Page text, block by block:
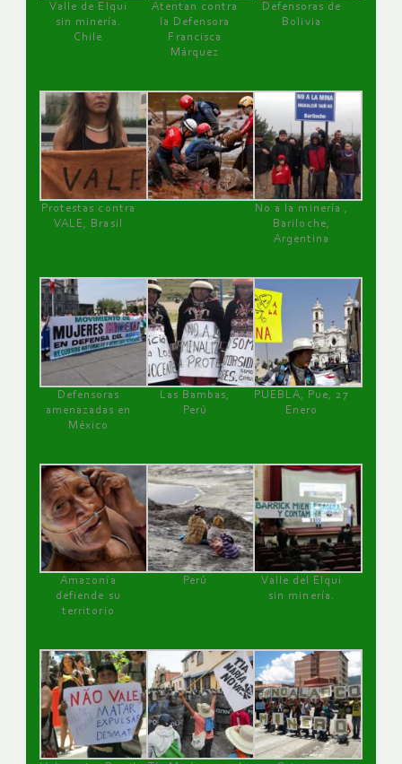
Valle de Elqui
sin minería.
Chile
Atentan contra
la Defensora
Francisca
Márquez
Defensoras de
Bolivia
Protestas contra
VALE, Brasil
No a la minería ,
Bariloche,
Argentina
Defensoras
amenazadas en
México
Las Bambas,
Perú
PUEBLA, Pue, 27
Enero
Amazonía
defiende su
territorio
Perú
Valle del Elqui
sin minería.